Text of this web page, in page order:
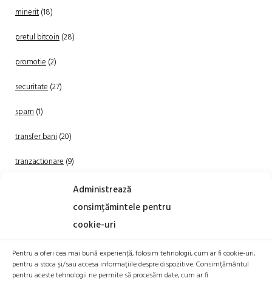
Administrează
consimțămintele pentru
cookie-uri
Pentru a oferi cea mai bună experiență, folosim tehnologii, cum ar fi cookie-uri,
pentru a stoca și/sau accesa informațiile despre dispozitive. Consimțământul
pentru aceste tehnologii ne permite să procesăm date, cum ar fi
minerit(18)
pretul bitcoin(28)
promotie(2)
securitate(27)
spam(1)
transfer bani(20)
tranzactionare(9)
(20)